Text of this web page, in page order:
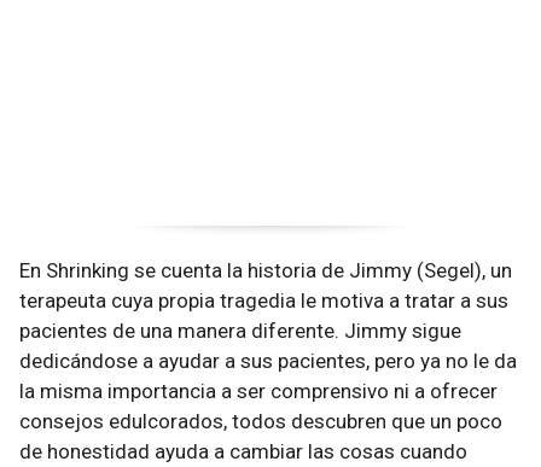
En Shrinking se cuenta la historia de Jimmy (Segel), un
terapeuta cuya propia tragedia le motiva a tratar a sus
pacientes de una manera diferente. Jimmy sigue
dedicándose a ayudar a sus pacientes, pero ya no le da
la misma importancia a ser comprensivo ni a ofrecer
consejos edulcorados, todos descubren que un poco
de honestidad ayuda a cambiar las cosas cuando